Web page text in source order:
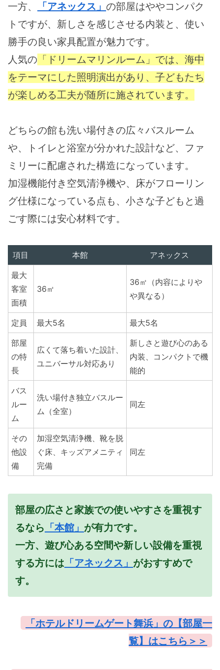
一方、 「アネックス」 の部屋はややコンパク
トですが、新しさを感じさせる内装と、使い
勝手の良い家具配置が魅力です。
人気の 「ドリームマリンルーム」では、海中
をテーマにした照明演出があり、子どもたち
が楽しめる工夫が随所に施されています。
どちらの館も洗い場付きの広々バスルーム
や、トイレと浴室が分かれた設計など、ファ
ミリーに配慮された構造になっています。
加湿機能付き空気清浄機や、床がフローリン
グ仕様になっている点も、小さな子どもと過
ごす際には安心材料です。
項目 本館 アネックス
最大
客室
面積
36㎡
36㎡（内容によりや
や異なる）
定員 最大5名 最大5名
部屋
の特
長
広くて落ち着いた設計、
ユニバーサル対応あり
新しさと遊び心のある
内装、コンパクトで機
能的
バス
ルー
ム
洗い場付き独立バスルー
ム（全室）
同左
その
他設
備
加湿空気清浄機、靴を脱
ぐ床、キッズアメニティ
完備
同左
部屋の広さと家族での使いやすさを重視す
るなら 「本館」 が有力です。
一方、遊び心ある空間や新しい設備を重視
する方には 「アネックス」 がおすすめで
す。
「ホテルドリームゲート舞浜」の【部屋一
覧】はこちら＞＞